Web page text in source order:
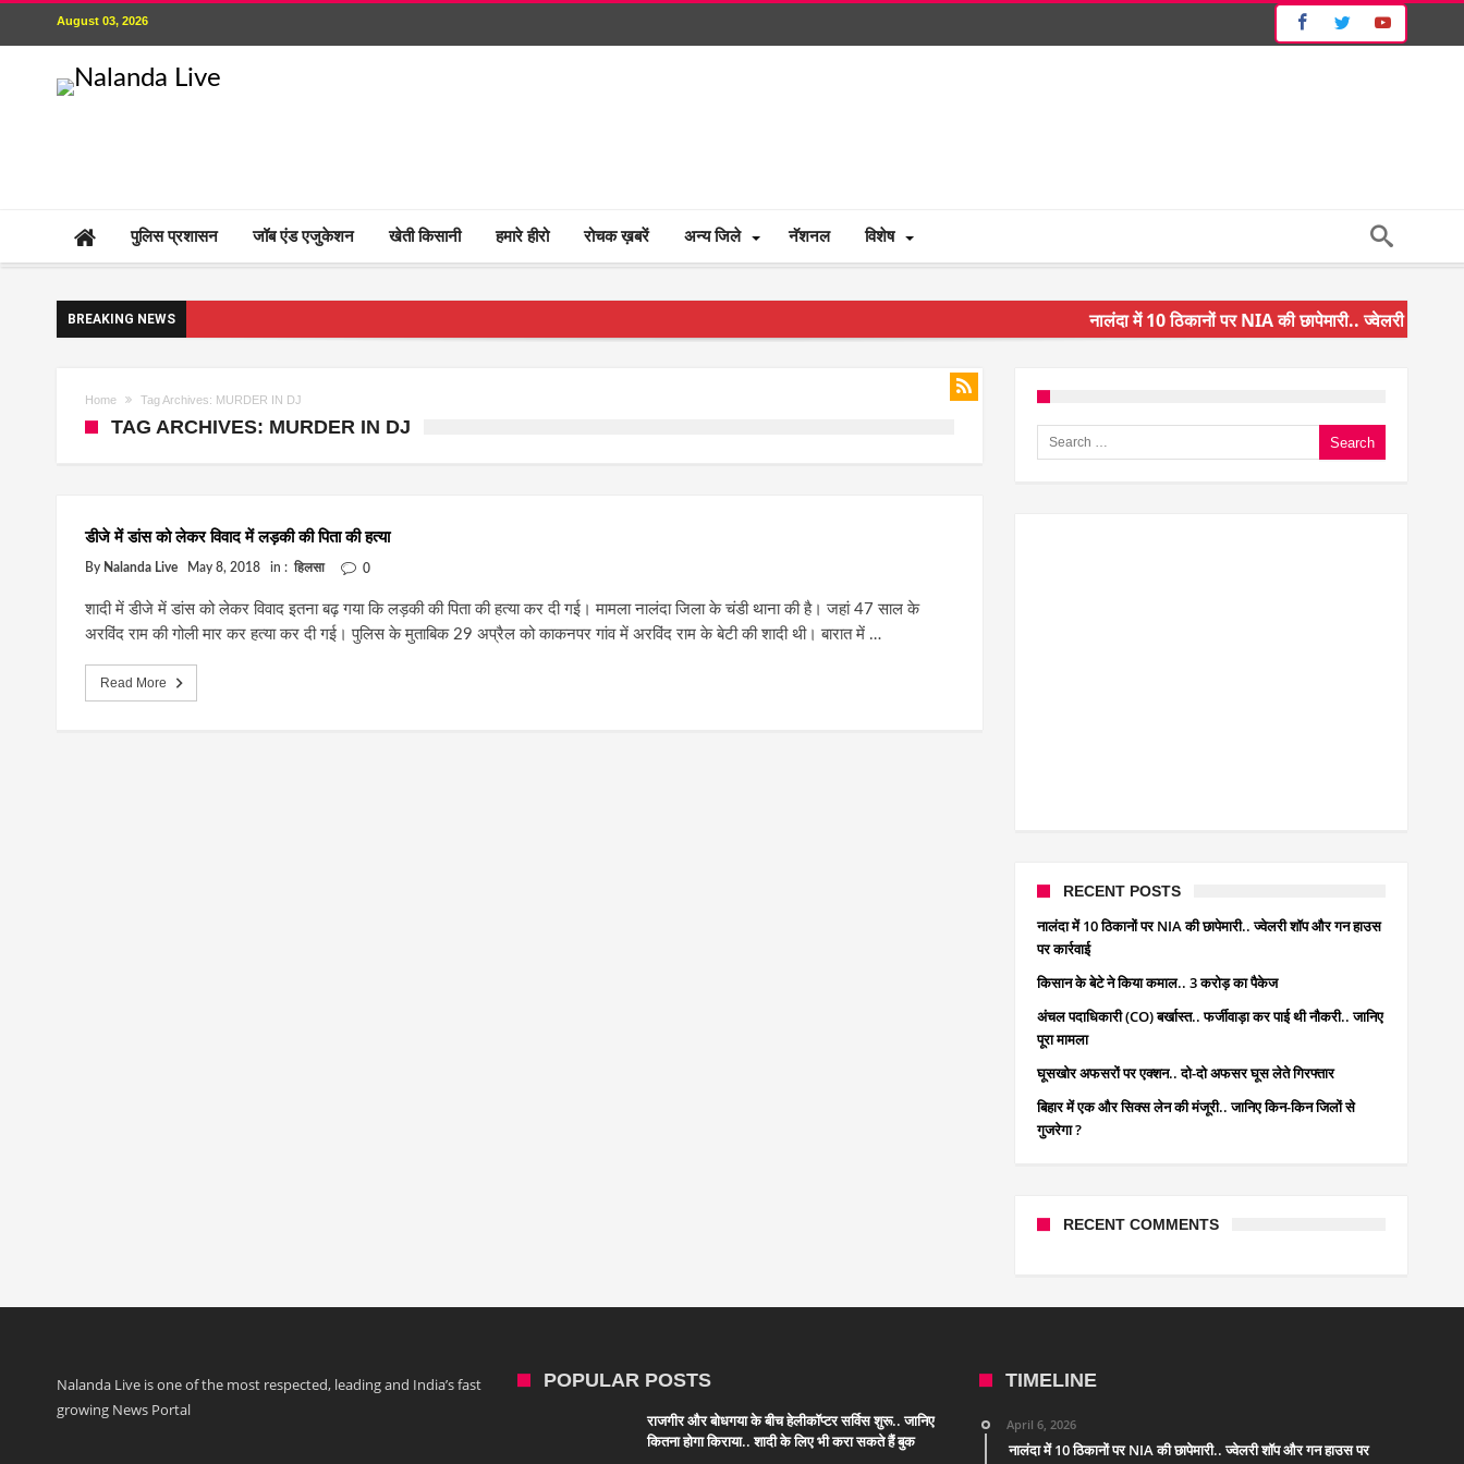
August 03, 2026
पुलिस प्रशासन जॉब एंड एजुकेशन खेती किसानी हमारे हीरो रोचक ख़बरें अन्य जिले नॅशनल विशेष
BREAKING NEWS
नालंदा में 10 ठिकानों पर NIA की छापेमारी.. ज्वेलरी शॉप और गन
घूसखोर अफसरों पर एक्शन.. दो-दो अफसर घूस लेते गिरफ्तार
Home Tag Archives: MURDER IN DJ
TAG ARCHIVES: MURDER IN DJ
डीजे में डांस को लेकर विवाद में लड़की की पिता की हत्या
By Nalanda Live May 8, 2018 in : हिलसा 0
शादी में डीजे में डांस को लेकर विवाद इतना बढ़ गया कि लड़की की पिता की हत्या कर दी गई। मामला नालंदा जिला के चंडी थाना की है। जहां 47 साल के
अरविंद राम की गोली मार कर हत्या कर दी गई। पुलिस के मुताबिक 29 अप्रैल को काकनपर गांव में अरविंद राम के बेटी की शादी थी। बारात में …
Read More
Search for:
RECENT POSTS
नालंदा में 10 ठिकानों पर NIA की छापेमारी.. ज्वेलरी शॉप और गन हाउस
पर कार्रवाई
किसान के बेटे ने किया कमाल.. 3 करोड़ का पैकेज
अंचल पदाधिकारी (CO) बर्खास्त.. फर्जीवाड़ा कर पाई थी नौकरी.. जानिए
पूरा मामला
घूसखोर अफसरों पर एक्शन.. दो-दो अफसर घूस लेते गिरफ्तार
बिहार में एक और सिक्स लेन की मंजूरी.. जानिए किन-किन जिलों से
गुजरेगा ?
RECENT COMMENTS
Nalanda Live is one of the most respected, leading and India’s fast
growing News Portal
POPULAR POSTS
राजगीर और बोधगया के बीच हेलीकॉप्टर सर्विस शुरू.. जानिए
कितना होगा किराया.. शादी के लिए भी करा सकते हैं बुक
TIMELINE
April 6, 2026
नालंदा में 10 ठिकानों पर NIA की छापेमारी.. ज्वेलरी शॉप और गन हाउस पर